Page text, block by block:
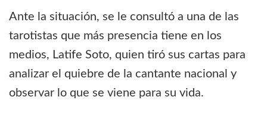
Ante la situación, se le consultó a una de las
tarotistas que más presencia tiene en los
medios, Latife Soto, quien tiró sus cartas para
analizar el quiebre de la cantante nacional y
observar lo que se viene para su vida.